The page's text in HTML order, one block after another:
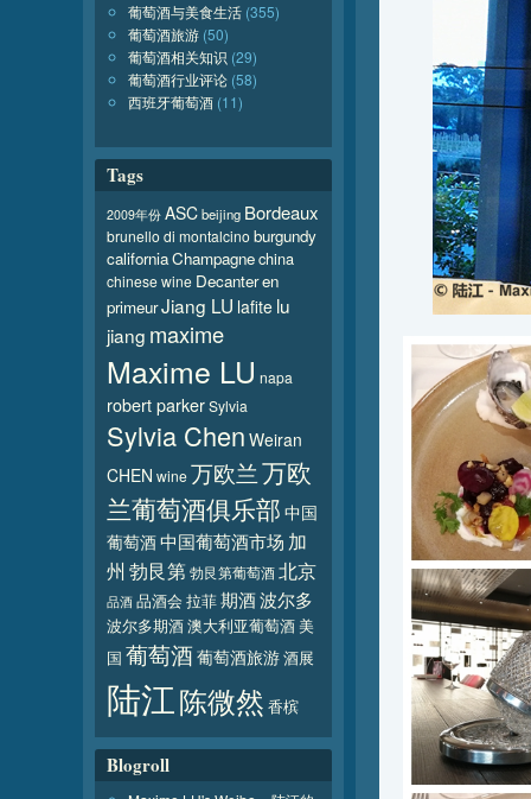
葡萄酒与美食生活 (355)
葡萄酒旅游 (50)
葡萄酒相关知识 (29)
葡萄酒行业评论 (58)
西班牙葡萄酒 (11)
Tags
2009年份 ASCbeijing Bordeaux
brunello di montalcinoburgundy
californiaChampagnechina
chinese wine Decanteren
primeurJiang LU lafite lu
jiang maxime
Maxime LU napa
robert parkerSylvia
Sylvia Chen Weiran
CHEN wine万欧兰万欧
兰葡萄酒俱乐部中国
葡萄酒中国葡萄酒市场 加
州 勃艮第勃艮第葡萄酒北京
品酒品酒会 拉菲期酒波尔多
波尔多期酒澳大利亚葡萄酒美
国 葡萄酒葡萄酒旅游酒展
陆江陈微然 香槟
Blogroll